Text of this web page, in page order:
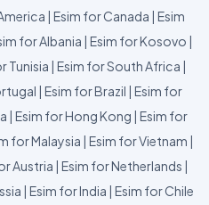
| Esim for Canada | Esim
for Albania | Esim for Kosovo |
Tunisia | Esim for South Africa |
| Esim for Brazil | Esim for
| Esim for Hong Kong | Esim for
for Malaysia | Esim for Vietnam |
Austria | Esim for Netherlands |
| Esim for India | Esim for Chile